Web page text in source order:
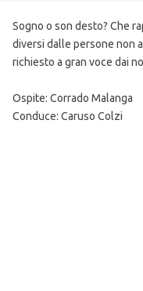
Sogno o son desto? Che
diversi dalle persone non
richiesto a gran voce dai
Ospite: Corrado Malanga
Conduce: Caruso Colzi